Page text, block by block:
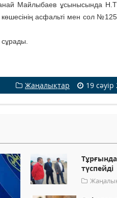
Майлыбаев ұсынысында
асфальті мен сол
Жаңалықтар 19
түспейді